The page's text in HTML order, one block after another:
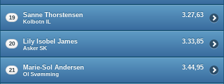
19 Sanne Thorstensen
Kolbotn IL
3.27,63
20 Lily Isobel James
Asker SK
3.33,85
21 Marie-Sol Andersen
OI Svømming
3.44,95